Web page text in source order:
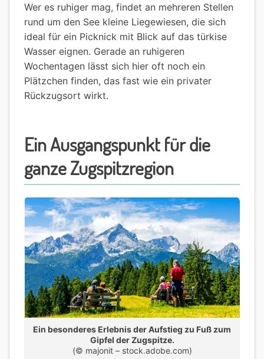
Wer es ruhiger mag, findet an mehreren Stellen
rund um den See kleine Liegewiesen, die sich
ideal für ein Picknick mit Blick auf das türkise
Wasser eignen. Gerade an ruhigeren
Wochentagen lässt sich hier oft noch ein
Plätzchen finden, das fast wie ein privater
Rückzugsort wirkt.
Ein Ausgangspunkt für die
ganze Zugspitzregion
Ein besonderes Erlebnis der Aufstieg zu Fuß zum
Gipfel der Zugspitze.
(© majonit – stock.adobe.com)